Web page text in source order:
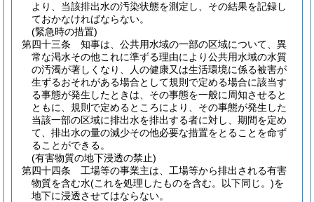
より、当該排出水の汚染状態を測定し、その結果を記録し
ておかなければならない。
(緊急時の措置)
第四十三条
知事は、公共用水域の一部の区域について、異
常な渇水その他これに準ずる理由により公共用水域の水質
の汚濁が著しくなり、人の健康又は生活環境に係る被害が
生ずるおそれがある場合として規則で定める場合に該当す
る事態が発生したときは、その事態を一般に周知させると
ともに、規則で定めるところにより、その事態が発生した
当該一部の区域に排出水を排出する者に対し、期間を定め
て、排出水の量の減少その他必要な措置をとることを命ず
ることができる。
(有害物質の地下浸透の禁止)
第四十四条
工場等の事業主は、工場等から排出される有害
物質を含む水(これを処理したものを含む。以下同じ。)を
地下に浸透させてはならない。